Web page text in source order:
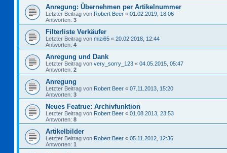
Anregung: Übernehmen per Artikelnummer
Letzter Beitrag von Robert Beer « 01.02.2019, 18:06
Antworten: 3
Filterliste Verkäufer
Letzter Beitrag von mizi65 « 20.02.2018, 12:44
Antworten: 4
Anregung und Dank
Letzter Beitrag von very_sorry_123 « 04.05.2015, 05:47
Antworten: 2
Anregung
Letzter Beitrag von Robert Beer « 07.11.2013, 15:20
Antworten: 3
Neues Featrue: Archivfunktion
Letzter Beitrag von Robert Beer « 01.08.2013, 23:53
Antworten: 8
Artikelbilder
Letzter Beitrag von Robert Beer « 05.11.2012, 12:36
Antworten: 1